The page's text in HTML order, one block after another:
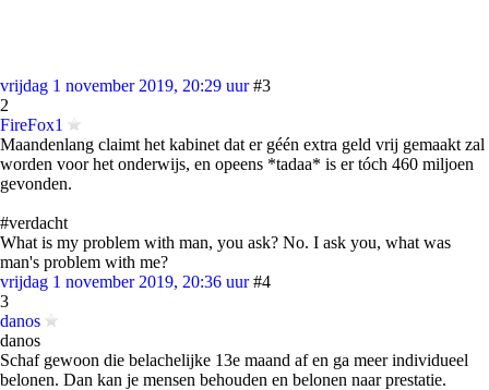
vrijdag 1 november 2019, 20:29 uur #3
2
FireFox1
Maandenlang claimt het kabinet dat er géén extra geld vrij gemaakt zal
worden voor het onderwijs, en opeens *tadaa* is er tóch 460 miljoen
gevonden.
#verdacht
What is my problem with man, you ask? No. I ask you, what was
man's problem with me?
vrijdag 1 november 2019, 20:36 uur #4
3
danos
danos
Schaf gewoon die belachelijke 13e maand af en ga meer individueel
belonen. Dan kan je mensen behouden en belonen naar prestatie.